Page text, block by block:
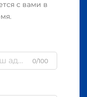
с вами в
0/100